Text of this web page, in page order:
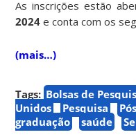
As inscrições estão
2024 e conta com os
(mais…)
Tags: Bolsas de
Unidos
Pesquisa
graduação
saúde